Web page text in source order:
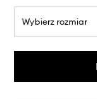
Wybierz rozmiar